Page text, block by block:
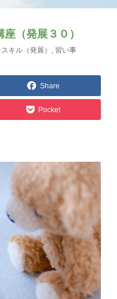
（発展３０）
キル（発展） , 習い事
Share
Pocket